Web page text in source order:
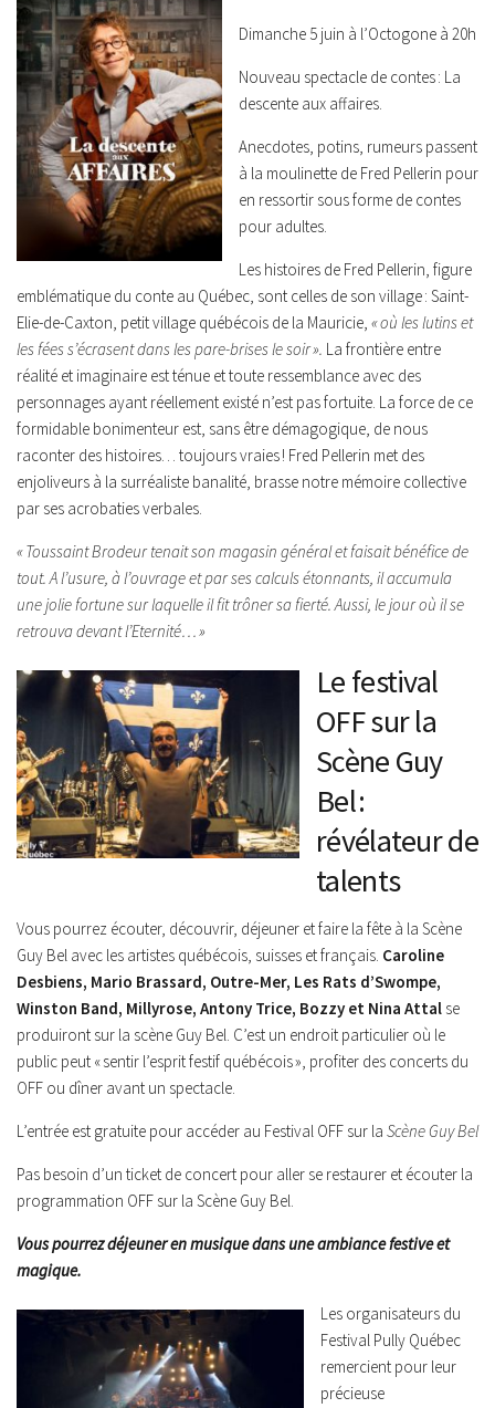
Dimanche 5 juin à l’Octogone à 20h
Nouveau spectacle de contes : La
descente aux affaires.
Anecdotes, potins, rumeurs passent
à la moulinette de Fred Pellerin pour
en ressortir sous forme de contes
pour adultes.
Les histoires de Fred Pellerin, figure
emblématique du conte au Québec, sont celles de son village : Saint-
Elie-de-Caxton, petit village québécois de la Mauricie, « où les lutins et
les fées s’écrasent dans les pare-brises le soir ». La frontière entre
réalité et imaginaire est ténue et toute ressemblance avec des
personnages ayant réellement existé n’est pas fortuite. La force de ce
formidable bonimenteur est, sans être démagogique, de nous
raconter des histoires… toujours vraies ! Fred Pellerin met des
enjoliveurs à la surréaliste banalité, brasse notre mémoire collective
par ses acrobaties verbales.
« Toussaint Brodeur tenait son magasin général et faisait bénéfice de
tout. A l’usure, à l’ouvrage et par ses calculs étonnants, il accumula
une jolie fortune sur laquelle il fit trôner sa fierté. Aussi, le jour où il se
retrouva devant l’Eternité… »
Le festival
OFF sur la
Scène Guy
Bel :
révélateur de
talents
Vous pourrez écouter, découvrir, déjeuner et faire la fête à la Scène
Guy Bel avec les artistes québécois, suisses et français. Caroline
Desbiens, Mario Brassard, Outre-Mer, Les Rats d’Swompe,
Winston Band, Millyrose, Antony Trice, Bozzy et Nina Attal se
produiront sur la scène Guy Bel. C’est un endroit particulier où le
public peut « sentir l’esprit festif québécois », profiter des concerts du
OFF ou dîner avant un spectacle.
L’entrée est gratuite pour accéder au Festival OFF sur la Scène Guy Bel
Pas besoin d’un ticket de concert pour aller se restaurer et écouter la
programmation OFF sur la Scène Guy Bel.
Vous pourrez déjeuner en musique dans une ambiance festive et
magique.
Les organisateurs du
Festival Pully Québec
remercient pour leur
précieuse